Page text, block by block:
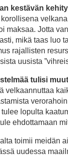
kestävän
maksaa. Jotta
mikä taas luo
rajallisten
uusista
tulisi
velkaannuttaa
lopulta
ehdottamaan
toimii meidän
uudessa